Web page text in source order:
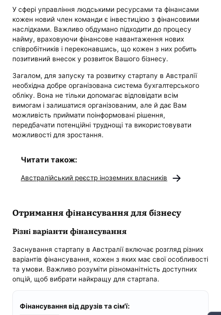
У сфері управління людськими ресурсами та фінансами
кожен новий член команди є інвестицією з фінансовими
наслідками. Важливо обдумано підходити до процесу
найму, враховуючи фінансове навантаження нових
співробітників і переконавшись, що кожен з них робить
позитивний внесок у розвиток Вашого бізнесу.
Загалом, для запуску та розвитку стартапу в Австралії
необхідна добре організована система бухгалтерського
обліку. Вона не тільки допомагає відповідати всім
вимогам і залишатися організованим, але й дає Вам
можливість приймати поінформовані рішення,
передбачати потенційні труднощі та використовувати
можливості для зростання.
Читати також:
Австралійський реєстр іноземних власників
Отримання фінансування для бізнесу
Різні варіанти фінансування
Заснування стартапу в Австралії включає розгляд різних
варіантів фінансування, кожен з яких має свої особливості
та умови. Важливо розуміти різноманітність доступних
опцій, щоб вибрати найкращу для стартапа.
Фінансування від друзів та сім'ї: